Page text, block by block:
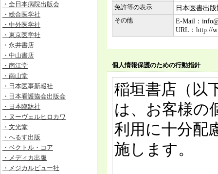
・全日本病院出版会
・総合医学社
・中外医学社
・東京医学社
・永井書店
・中山書店
・南江堂
・南山堂
・日本医事新報社
・日本看護協会出版会
・日本臨牀社
・ヌーヴェルヒロカワ
・文光堂
・へるす出版
・ベクトル・コア
・メディカ出版
・メジカルビュー社
免許等の表示 日本医書出
その他
E-Mail：
URL：http://
個人情報保護のための行動指針
稲垣書店（以
は、お客様の
利用に十分配
施します。